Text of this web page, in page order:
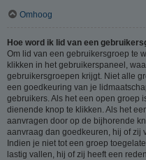
Omhoog
Hoe word ik lid van een
Om lid van een gebruikersgroep te
klikken in het gebruikerspaneel,
gebruikersgroepen krijgt. Niet alle
een goedkeuring van je
gebruikers. Als het een open groep
dienende knop te klikken. Als het
aanvragen door op de bijhorende
aanvraag dan goedkeuren, hij of zij
Indien je niet tot een groep
lastig vallen, hij of zij heeft een